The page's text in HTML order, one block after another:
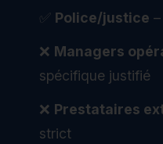
✅ Police/justice
❌ Managers
spécifique justifié
❌ Prestataires
strict